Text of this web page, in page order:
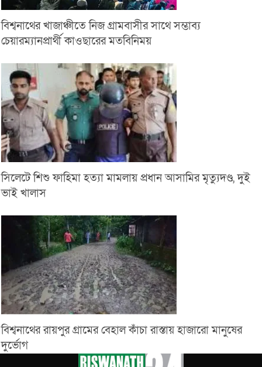
বিশ্বনাথের খাজাঞ্চীতে নিজ গ্রামবাসীর সাথে সম্ভাব্য
চেয়ারম্যানপ্রার্থী কাওছারের মতবিনিময়
সিলেটে শিশু ফাহিমা হত্যা মামলায় প্রধান আসামির মৃত্যুদণ্ড, দুই
ভাই খালাস
বিশ্বনাথের রায়পুর গ্রামের বেহাল কাঁচা রাস্তায় হাজারো মানুষের
দুর্ভোগ